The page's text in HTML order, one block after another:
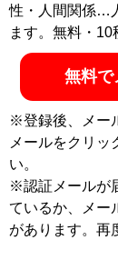
性・人間関係…
ます。無料・10
無料
※登録後、メー
メールをクリッ
い。
※認証メールが
ているか、メー
があります。再